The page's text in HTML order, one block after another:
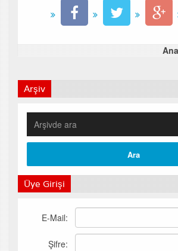
Arşiv
Üye Girişi
E-Mail:
Şifre: